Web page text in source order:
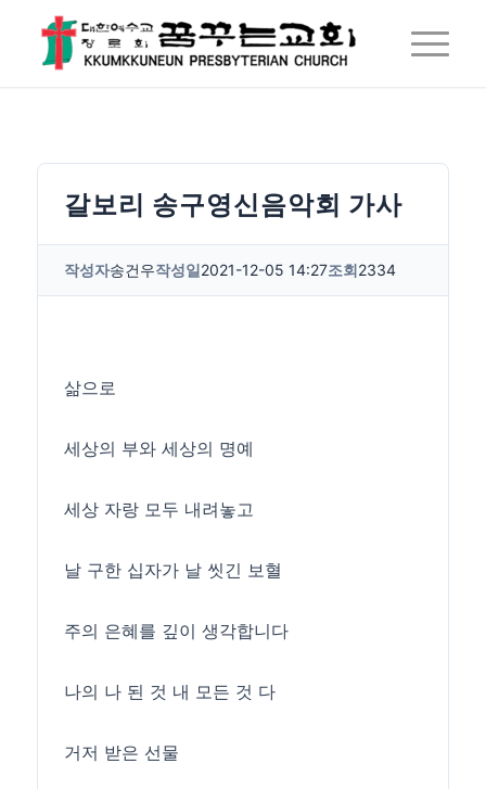
갈보리 송구영신음악회 가사
작성자송건우작성일2021-12-05 14:27조회2334
삶으로
세상의 부와 세상의 명예
세상 자랑 모두 내려놓고
날 구한 십자가 날 씻긴 보혈
주의 은혜를 깊이 생각합니다
나의 나 된 것 내 모든 것 다
거저 받은 선물